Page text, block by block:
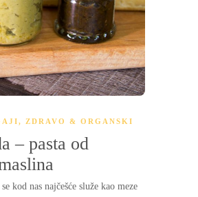
, ZDRAVO & ORGANSKI
– pasta od
kod nas najčešće služe kao meze